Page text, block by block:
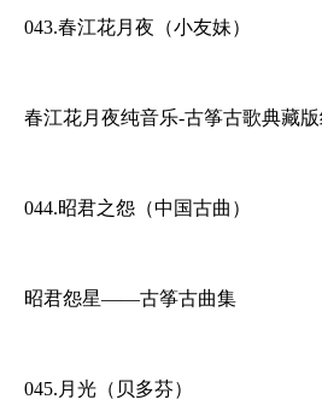
043.春江花月夜（小友妹）
春江花月夜纯音乐-古筝古歌典藏
044.昭君之怨（中国古曲）
昭君怨星——古筝古曲集
045.月光（贝多芬）